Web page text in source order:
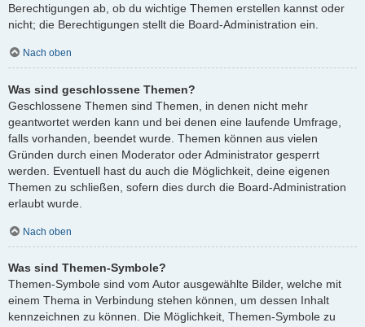
Berechtigungen ab, ob du wichtige Themen erstellen kannst oder
nicht; die Berechtigungen stellt die Board-Administration ein.
Nach oben
Was sind geschlossene Themen?
Geschlossene Themen sind Themen, in denen nicht mehr
geantwortet werden kann und bei denen eine laufende Umfrage,
falls vorhanden, beendet wurde. Themen können aus vielen
Gründen durch einen Moderator oder Administrator gesperrt
werden. Eventuell hast du auch die Möglichkeit, deine eigenen
Themen zu schließen, sofern dies durch die Board-Administration
erlaubt wurde.
Nach oben
Was sind Themen-Symbole?
Themen-Symbole sind vom Autor ausgewählte Bilder, welche mit
einem Thema in Verbindung stehen können, um dessen Inhalt
kennzeichnen zu können. Die Möglichkeit, Themen-Symbole zu